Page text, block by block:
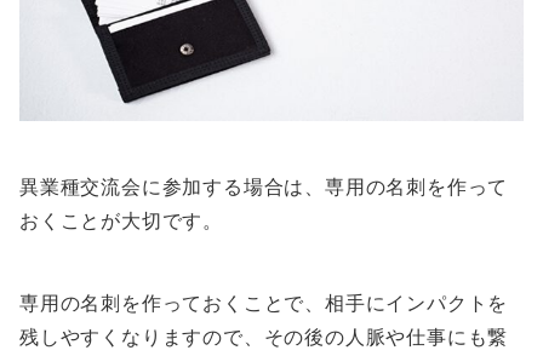
異業種交流会に参加する場合は、専用の名刺を作って
おくことが大切です。
専用の名刺を作っておくことで、相手にインパクトを
残しやすくなりますので、その後の人脈や仕事にも繋